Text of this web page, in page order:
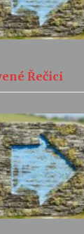
Řečici